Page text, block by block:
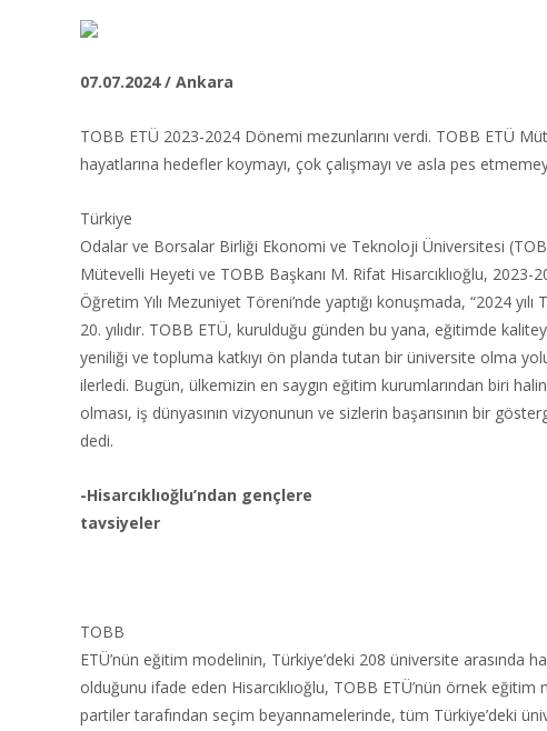
07.07.2024 / Ankara
TOBB ETÜ 2023-2024 Dönemi mezunlarını verdi. TOBB ETÜ
hayatlarına hedefler koymayı, çok çalışmayı ve asla pes
Türkiye
Odalar ve Borsalar Birliği Ekonomi ve Teknoloji Üniversitesi
Mütevelli Heyeti ve TOBB Başkanı M. Rifat Hisarcıklıoğlu, 2023-
Öğretim Yılı Mezuniyet Töreni’nde yaptığı konuşmada, “2024 yılı
20. yılıdır. TOBB ETÜ, kurulduğu günden bu yana, eğitimde
yeniliği ve topluma katkıyı ön planda tutan bir üniversite olma
ilerledi. Bugün, ülkemizin en saygın eğitim kurumlarından biri
olması, iş dünyasının vizyonunun ve sizlerin başarısının bir
dedi.
-Hisarcıklıoğlu’ndan gençlere
tavsiyeler
TOBB
ETÜ’nün eğitim modelinin, Türkiye’deki 208 üniversite arasında
olduğunu ifade eden Hisarcıklıoğlu, TOBB ETÜ’nün örnek eğitim
partiler tarafından seçim beyannamelerinde, tüm Türkiye’deki